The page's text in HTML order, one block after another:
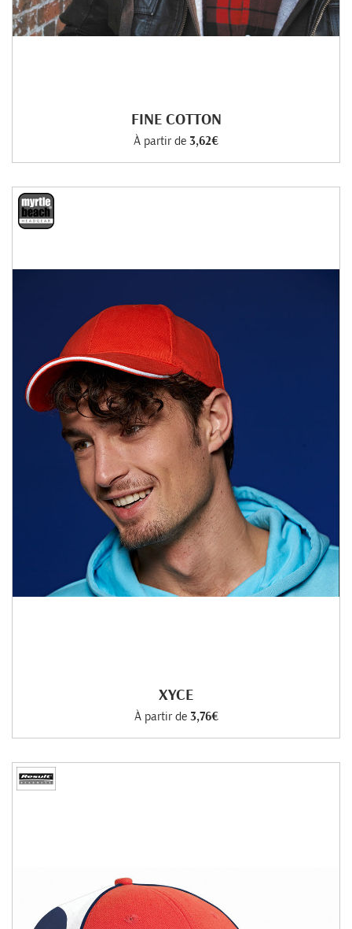
FINE COTTON
À partir de 3,62€
XYCE
À partir de 3,76€